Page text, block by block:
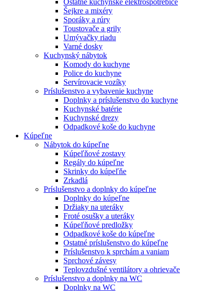
Šejkre a mixéry
Sporáky a rúry
Toustovače a grily
Umývačky riadu
Varné dosky
Kuchynský nábytok
Komody do kuchyne
Police do kuchyne
Servírovacie vozíky
Príslušenstvo a vybavenie kuchyne
Doplnky a príslušenstvo do kuchyne
Kuchynské batérie
Kuchynské drezy
Odpadkové koše do kuchyne
Kúpeľne
Nábytok do kúpeľne
Kúpeľňové zostavy
Regály do kúpeľne
Skrinky do kúpeľňe
Zrkadlá
Príslušenstvo a doplnky do kúpeľne
Doplnky do kúpeľne
Držiaky na uteráky
Froté osušky a uteráky
Kúpeľňové predložky
Odpadkové koše do kúpeľne
Ostatné príslušenstvo do kúpeľne
Príslušenstvo k sprchám a vaniam
Sprchové závesy
Teplovzdušné ventilátory a ohrievače
Príslušenstvo a doplnky na WC
Doplnky na WC